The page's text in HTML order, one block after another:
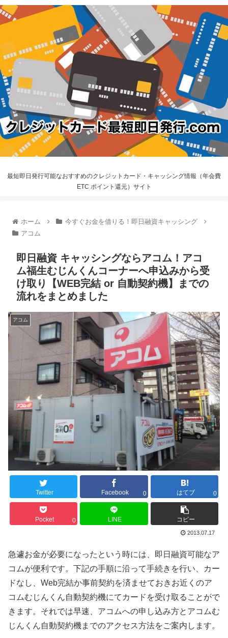
最短即日発行可能なおすすめのクレジットカード・キャッシング情報（年会費
ETC ポイント還元）サイト
ホーム
今すぐお金を借りる！即日融資キャッシング
アコム
即日融資 キャッシングならアコム！アコ
ム福生むじんくんコーナーへ申込みから受
け取り【WEB完結 or 自動契約機】までの
流れをまとめました
アコム
Twitter Facebook 0 はてブ 0
Pocket 0 LINE コピー
2013.07.17
急遽お金が必要になったという時には、即日融資可能なア
コムが便利です。下記の手順に沿って手続きを行い、カー
ドなし、Web完結か事前契約を済ませておきお近くのア
コムむじんくん自動契約機にてカードを受け取ることがで
きます。それでは早速、アコムへの申し込み方とアコムむ
じんくん自動契約機までのアクセス方法をご案内します。